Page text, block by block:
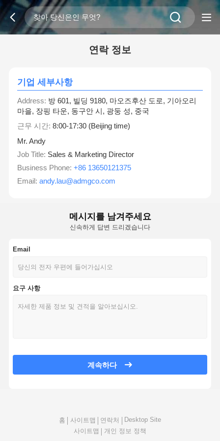
연락 정보
기업 세부사항
Address: 방 601, 빌딩 9180, 마오즈후산 도로, 기아오리
마을, 장핑 타운, 동구안 시, 광둥 성, 중국
근무 시간: 8:00-17:30 (Beijing time)
Mr. Andy
Job Title: Sales & Marketing Director
Business Phone: +86 13650121375
Email: andy.lau@admgco.com
메시지를 남겨주세요
신속하게 답변 드리겠습니다
Email
요구 사항
계속하다
홈 사이트맵 연락처
Desktop Site
사이트맵
개인 정보 정책